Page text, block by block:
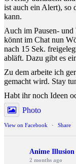
ist auch ein Alert), so
kann.
Auch im Pausen- und
könnt im Chat nun
nach 15 Sek.
abläft. Dazu gibt es
Zu dem arbeite ich
gemacht wird. Stay
Habt ihr noch Ideen
Photo
View on Facebook · Share
Anime Illusion
2 months ago